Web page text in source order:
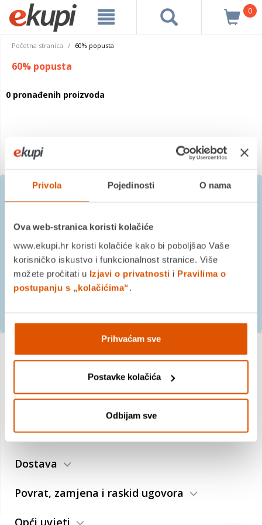
Privola Pojedinosti O nama
Ova web-stranica koristi kolačiće
www.ekupi.hr koristi kolačiće kako bi poboljšao Vaše
korisničko iskustvo i funkcionalnost stranice. Više
možete pročitati u Izjavi o privatnosti i Pravilima o
postupanju s „kolačićima“.
Prihvaćam sve
Postavke kolačića
Odbijam sve
0
Početna stranica 60% popusta
60% popusta
0 pronađenih proizvoda
Prijavite se na besplatni
PRIJAVITE SE
Trebate pomoć?
Plaćanje
Dostava
Povrat, zamjena i raskid ugovora
Opći uvjeti